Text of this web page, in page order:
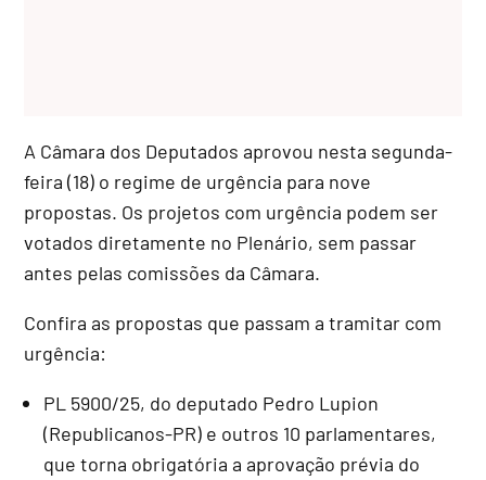
A Câmara dos Deputados aprovou nesta segunda-
feira (18) o regime de urgência para nove
propostas. Os projetos com urgência podem ser
votados diretamente no Plenário, sem passar
antes pelas comissões da Câmara.
Confira as propostas que passam a tramitar com
urgência:
PL 5900/25, do deputado Pedro Lupion
(Republicanos-PR) e outros 10 parlamentares,
que torna obrigatória a aprovação prévia do